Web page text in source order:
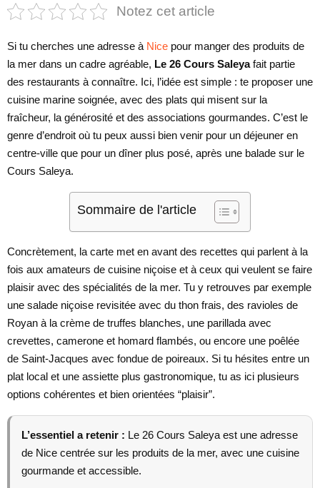
Notez cet article
Si tu cherches une adresse à Nice pour manger des produits de
la mer dans un cadre agréable, Le 26 Cours Saleyafait partie
des restaurants à connaître. Ici, l’idée est simple : te proposer une
cuisine marine soignée, avec des plats qui misent sur la
fraîcheur, la générosité et des associations gourmandes. C’est le
genre d’endroit où tu peux aussi bien venir pour un déjeuner en
centre-ville que pour un dîner plus posé, après une balade sur le
Cours Saleya.
Sommaire de l'article
Concrètement, la carte met en avant des recettes qui parlent à la
fois aux amateurs de cuisine niçoise et à ceux qui veulent se faire
plaisir avec des spécialités de la mer. Tu y retrouves par exemple
une salade niçoise revisitée avec du thon frais, des ravioles de
Royan à la crème de truffes blanches, une parillada avec
crevettes, camerone et homard flambés, ou encore une poêlée
de Saint-Jacques avec fondue de poireaux. Si tu hésites entre un
plat local et une assiette plus gastronomique, tu as ici plusieurs
options cohérentes et bien orientées “plaisir”.
L’essentiel a retenir : Le 26 Cours Saleya est une adresse
de Nice centrée sur les produits de la mer, avec une cuisine
gourmande et accessible.